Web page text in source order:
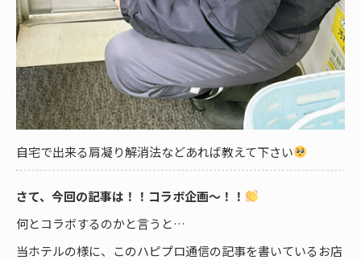
自宅で出来る肩凝り解消法などあれば教えて下さい
さて、今回の記事は！！コラボ企画〜！！
何とコラボするのかと言うと…
当ホテルの様に、このハピプロ通信の記事を書いているお店